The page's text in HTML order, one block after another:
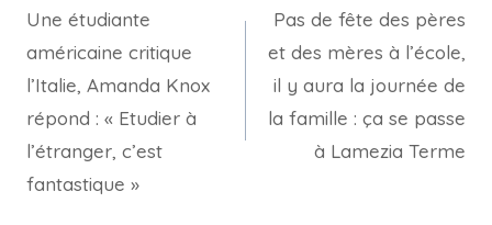
de
l’article
Une étudiante
américaine critique
l’Italie, Amanda Knox
répond : « Etudier à
l’étranger, c’est
fantastique »
Pas de fête des pères
et des mères à l’école,
il y aura la journée de
la famille : ça se passe
à Lamezia Terme